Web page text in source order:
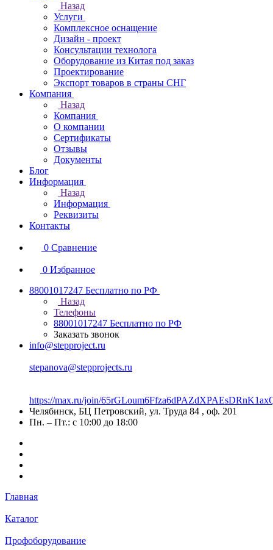
Назад
Услуги
Комплексное оснащение
Дизайн - проект
Консультации технолога
Оборудование из Китая под заказ
Проектирование
Экспорт товаров в страны СНГ
Компания
Назад
Компания
О компании
Сертификаты
Отзывы
Документы
Блог
Информация
Назад
Информация
Реквизиты
Контакты
0 Сравнение
0 Избранное
88001017247 Бесплатно по РФ
Назад
Телефоны
88001017247 Бесплатно по РФ
Заказать звонок
info@stepproject.ru
stepanova@stepprojects.ru
https://max.ru/join/
Челябинск, БЦ Петровский, ул. Труда 84 , оф. 201
Пн. – Пт.: с 10:00 до 18:00
Главная
Каталог
Профоборудование